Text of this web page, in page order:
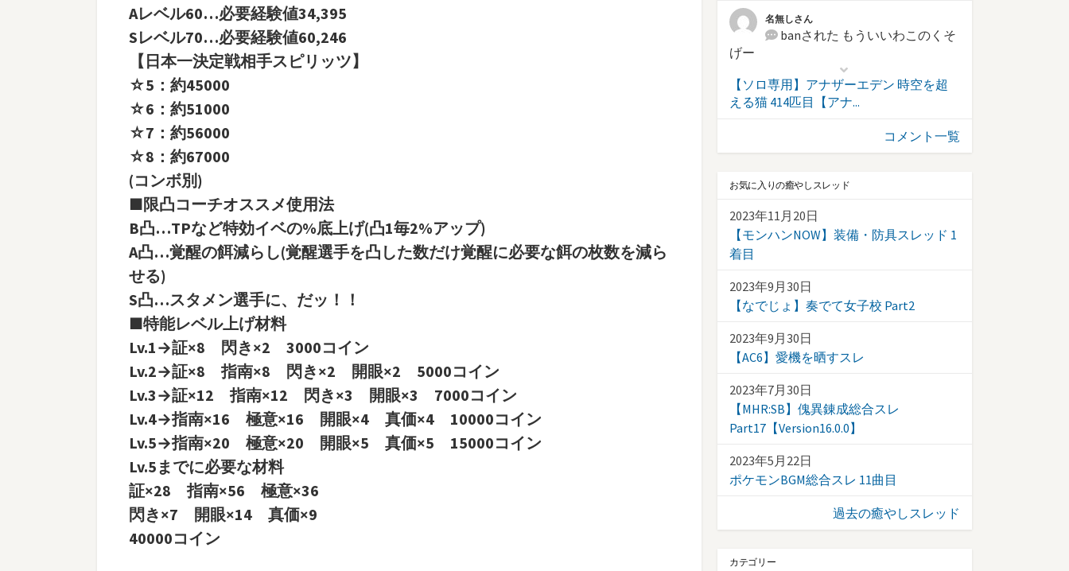
Aレベル60…必要経験値34,395
Sレベル70…必要経験値60,246
【日本一決定戦相手スピリッツ】
☆5：約45000
☆6：約51000
☆7：約56000
☆8：約67000
(コンボ別)
■限凸コーチオススメ使用法
B凸…TPなど特効イベの%底上げ(凸1毎2%アップ)
A凸…覚醒の餌減らし(覚醒選手を凸した数だけ覚醒に必要な餌の枚数を減ら
せる)
S凸…スタメン選手に、だッ！！
■特能レベル上げ材料
Lv.1→証×8 閃き×2 3000コイン
Lv.2→証×8 指南×8 閃き×2 開眼×2 5000コイン
Lv.3→証×12 指南×12 閃き×3 開眼×3 7000コイン
Lv.4→指南×16 極意×16 開眼×4 真価×4 10000コイン
Lv.5→指南×20 極意×20 開眼×5 真価×5 15000コイン
Lv.5までに必要な材料
証×28 指南×56 極意×36
閃き×7 開眼×14 真価×9
40000コイン
名無しさん
banされた もういいわこのくそ
げー
【ソロ専用】アナザーエデン 時空を超
える猫 414匹目【アナ...
コメント一覧
お気に入りの癒やしスレッド
2023年11月20日
【モンハンNOW】装備・防具スレッド 1
着目
2023年9月30日
【なでじょ】奏でて女子校 Part2
2023年9月30日
【AC6】愛機を晒すスレ
2023年7月30日
【MHR:SB】傀異錬成総合スレ
Part17【Version16.0.0】
2023年5月22日
ポケモンBGM総合スレ 11曲目
過去の癒やしスレッド
カテゴリー